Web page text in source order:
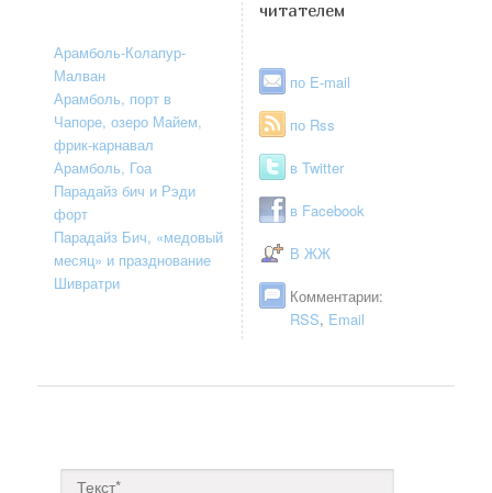
Арамболь-Колапур-
Малван
Арамболь, порт в
Чапоре, озеро Майем,
фрик-карнавал
Арамболь, Гоа
Парадайз бич и Рэди
форт
Парадайз Бич, «медовый
месяц» и празднование
Шивратри
читателем
по E-mail
по Rss
в Twitter
в Facebook
В ЖЖ
Комментарии:
RSS, Email